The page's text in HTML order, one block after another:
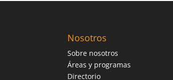
Nosotros
Sobre nosotros
Áreas y programas
Directorio